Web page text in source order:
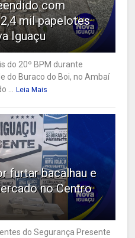
com
mil papelotes
Iguaçu
do 20º BPM durante
do Buraco do Boi, no Ambaí
...
Leia Mais
furtar bacalhau e
no Centro
do Segurança Presente